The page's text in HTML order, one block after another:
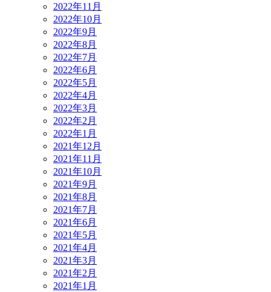
2022年11月
2022年10月
2022年9月
2022年8月
2022年7月
2022年6月
2022年5月
2022年4月
2022年3月
2022年2月
2022年1月
2021年12月
2021年11月
2021年10月
2021年9月
2021年8月
2021年7月
2021年6月
2021年5月
2021年4月
2021年3月
2021年2月
2021年1月